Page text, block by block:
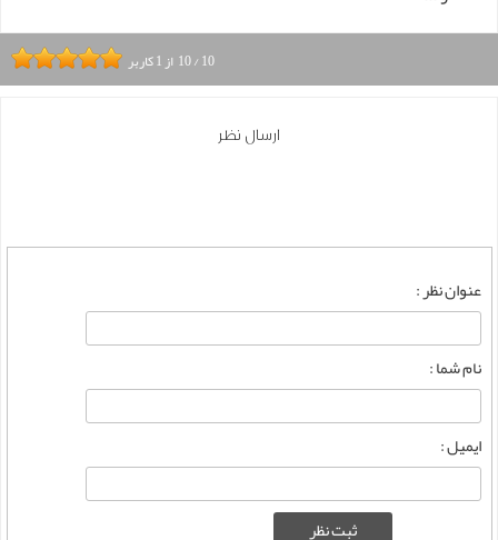
10/10 از1کاربر
ارسال نظر
عنوان نظر :
نام شما :
ایمیل :